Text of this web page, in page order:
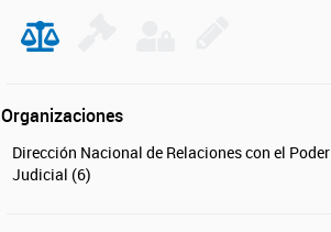
Organizaciones
Dirección Nacional de Relaciones con el Poder
Judicial (6)